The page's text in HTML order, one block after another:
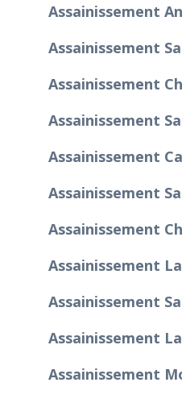
Assainissement
Assainissement
Assainissement
Assainissement
Assainissement
Assainissement
Assainissement
Assainissement
Assainissement
Assainissement
Assainissement